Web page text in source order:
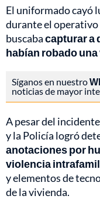
El uniformado cayó
durante el operativo
buscabacapturar a
habían robado
Síganos en nuestro
noticias de mayor
A pesar del
y la Policía logró
anotaciones por
violencia
y elementos de
de la vivienda.